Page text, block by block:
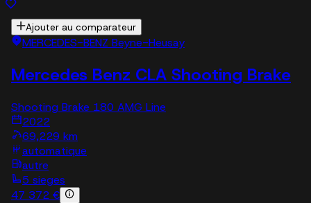
Ajouter au comparateur
MERCEDES-BENZ Beyne-Heusay
Mercedes Benz CLA Shooting Brake
Shooting Brake 180 AMG Line
2022
69,229 km
automatique
autre
5 sieges
47 372 €